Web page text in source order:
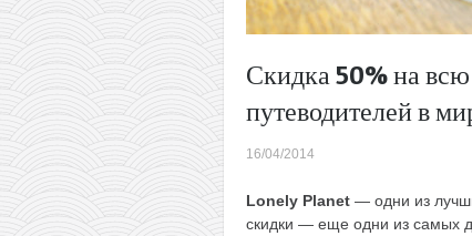
Скидка 50% на
путеводителей в
16/04/2014
Lonely Planet — одни из
скидки — еще одни из самых